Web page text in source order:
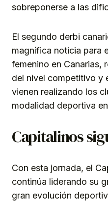
sobreponerse a las
El segundo derbi
magnífica noticia para
femenino en Canarias,
del nivel competitivo y
vienen realizando los
modalidad deportiva
Capitalinos
Con esta jornada, el
continúa liderando su
gran evolución